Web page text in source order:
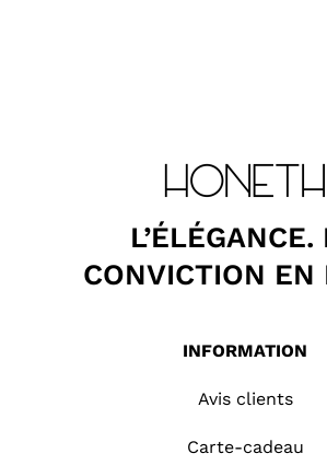
L’ÉLÉGANCE.
CONVICTION EN
INFORMATION
Avis clients
Carte-cadeau